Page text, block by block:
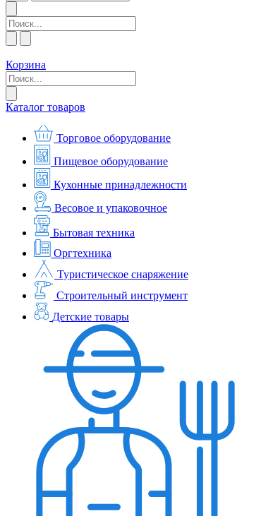
Корзина
Каталог товаров
Торговое оборудование
Пищевое оборудование
Кухонные принадлежности
Весовое и упаковочное
Бытовая техника
Оргтехника
Туристическое снаряжение
Строительный инструмент
Детские товары